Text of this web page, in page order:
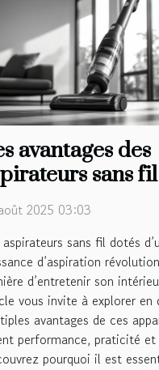
avantages des
sans
forte puissance
2025 03:03
aspirateurs sans fil dotés
d’aspiration
d’entretenir son
vous invite à explorer en
avantages de ces
performance, praticité
pourquoi il est